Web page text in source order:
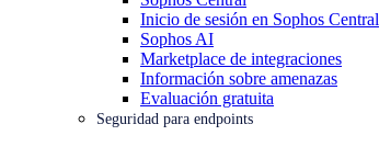
Inicio de sesión en Sophos Central
Sophos AI
Marketplace de integraciones
Información sobre amenazas
Evaluación gratuita
Seguridad para endpoints